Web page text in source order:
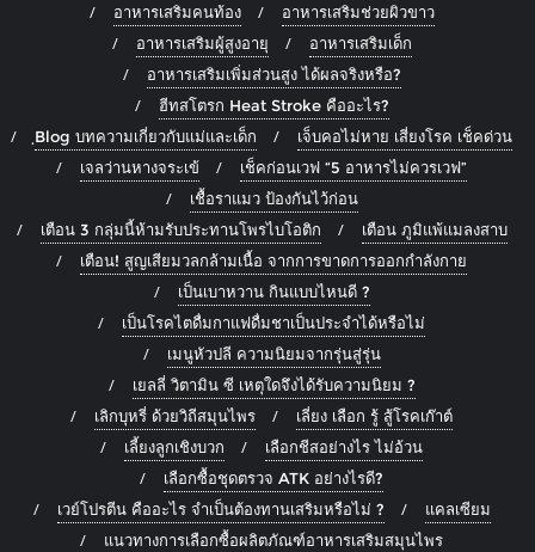
อาหารเสริมคนท้อง
อาหารเสริมช่วยผิวขาว
อาหารเสริมผู้สูงอายุ
อาหารเสริมเด็ก
อาหารเสริมเพิ่มส่วนสูง ได้ผลจริงหรือ?
ฮีทสโตรก Heat Stroke คืออะไร?
ฺBlog บทความเกี่ยวกับแม่และเด็ก
เจ็บคอไม่หาย เสี่ยงโรค เช็คด่วน
เจลว่านหางจระเข้
เช็คก่อนเวฟ “5 อาหารไม่ควรเวฟ”
เชื้อราแมว ป้องกันไว้ก่อน
เตือน 3 กลุ่มนี้ห้ามรับประทานโพรไบโอติก
เตือน ภูมิแพ้แมลงสาบ
เตือน! สูญเสียมวลกล้ามเนื้อ จากการขาดการออกกำลังกาย
เป็นเบาหวาน กินแบบไหนดี ?
เป็นโรคไตดื่มกาแฟดื่มชาเป็นประจำได้หรือไม่
เมนูหัวปลี ความนิยมจากรุ่นสู่รุ่น
เยลลี่ วิตามิน ซี เหตุใดจึงได้รับความนิยม ?
เลิกบุหรี่ ด้วยวิถีสมุนไพร
เลี่ยง เลือก รู้ สู้โรคเก๊าต์
เลี้ยงลูกเชิงบวก
เลือกชีสอย่างไร ไม่อ้วน
เลือกซื้อชุดตรวจ ATK อย่างไรดี?
เวย์โปรตีน คืออะไร จำเป็นต้องทานเสริมหรือไม่ ?
แคลเซียม
แนวทางการเลือกซื้อผลิตภัณฑ์อาหารเสริมสมุนไพร